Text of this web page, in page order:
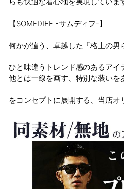
【SOMEDIFF -サムディフ-】
何かが違う、卓越した『格上の男
ひと味違うトレンド感のあるアイ
他とは一線を画す、特別な装いを
をコンセプトに展開する、当店オ